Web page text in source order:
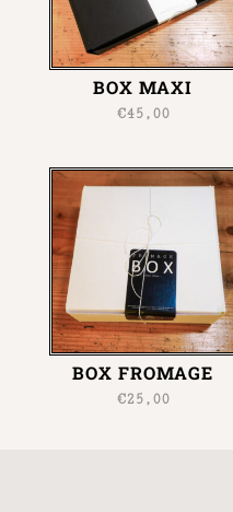
BOX MAXI
€45,00
BOX FROMAGE
€25,00